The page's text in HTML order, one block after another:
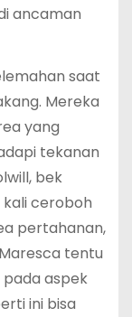
ancaman
saat
Mereka
yang
tekanan
bek
ceroboh
pertahanan,
tentu
aspek
ini bisa